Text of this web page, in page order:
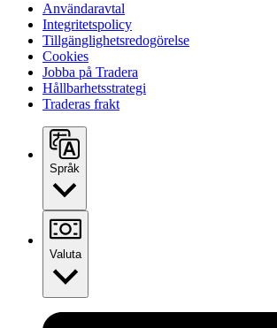
Användaravtal
Integritetspolicy
Tillgänglighetsredogörelse
Cookies
Jobba på Tradera
Hållbarhetsstrategi
Traderas frakt
Språk
Valuta